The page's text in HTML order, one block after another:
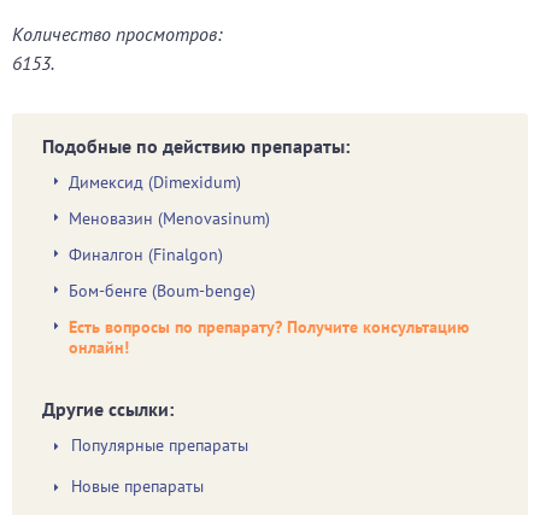
Количество просмотров:
6153.
Подобные по действию препараты:
Димексид (Dimexidum)
Меновазин (Menovasinum)
Финалгон (Finalgon)
Бом-бенге (Boum-benge)
Есть вопросы по препарату? Получите консультацию
онлайн!
Другие ссылки:
Популярные препараты
Новые препараты